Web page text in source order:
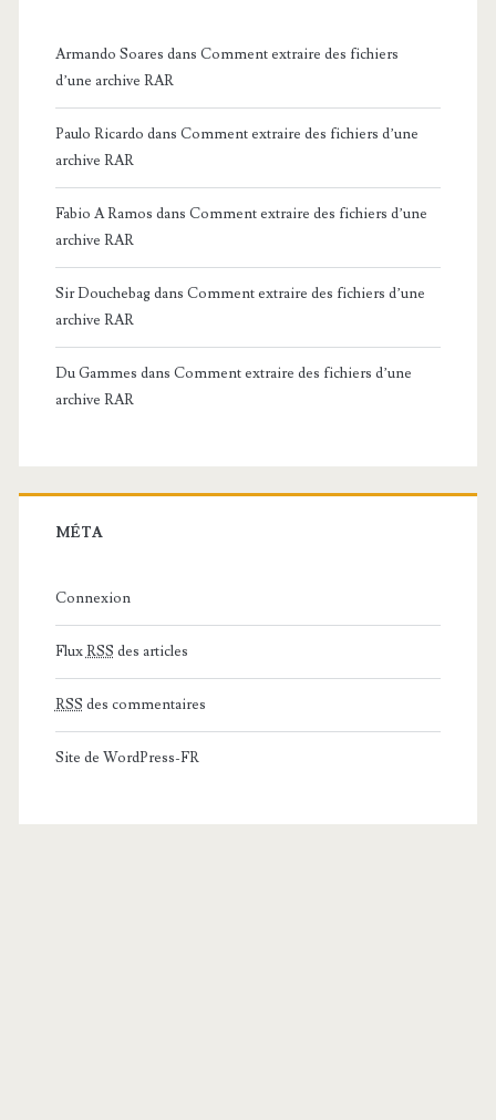
Armando Soares dans Comment extraire des fichiers
d’une archive RAR
Paulo Ricardo dans Comment extraire des fichiers d’une
archive RAR
Fabio A Ramos dans Comment extraire des fichiers d’une
archive RAR
Sir Douchebagdans Comment extraire des fichiers d’une
archive RAR
Du Gammes dans Comment extraire des fichiers d’une
archive RAR
MÉTA
Connexion
FluxRSS des articles
RSS des commentaires
Site de WordPress-FR